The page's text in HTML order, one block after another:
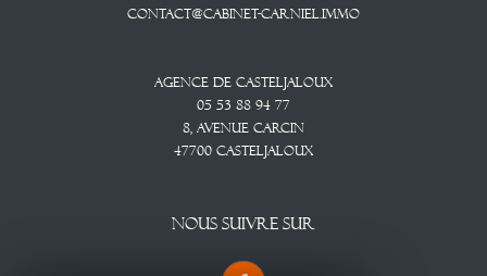
contact@cabinet-carniel.immo
Agence De Casteljaloux
05 53 88 94 77
8, Avenue CARCIN
47700
CASTELJALOUX
NOUS SUIVRE SUR